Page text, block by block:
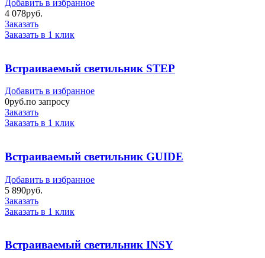
Добавить в избранное
4 078руб.
Заказать
Заказать в 1 клик
Встраиваемый светильник STEP
Добавить в избранное
0руб.по запросу
Заказать
Заказать в 1 клик
Встраиваемый светильник GUIDE
Добавить в избранное
5 890руб.
Заказать
Заказать в 1 клик
Встраиваемый светильник INSY